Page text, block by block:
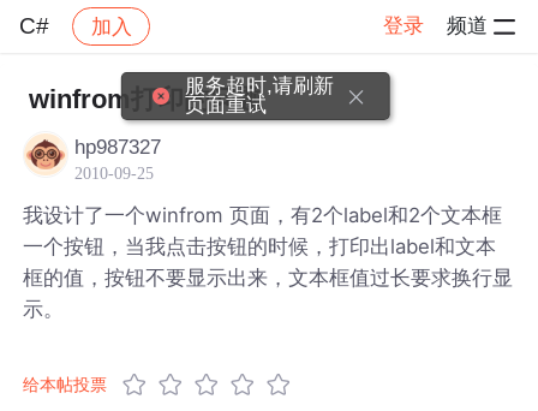
C# 加入 登录 频道
社区 C# 帖子详情
winfrom打印的问题
hp987327
2010-09-25
我设计了一个winfrom 页面，有2个label和2个文本框
一个按钮，当我点击按钮的时候，打印出label和文本
框的值，按钮不要显示出来，文本框值过长要求换行显
示。
给本帖投票
服务超时,请刷新
页面重试